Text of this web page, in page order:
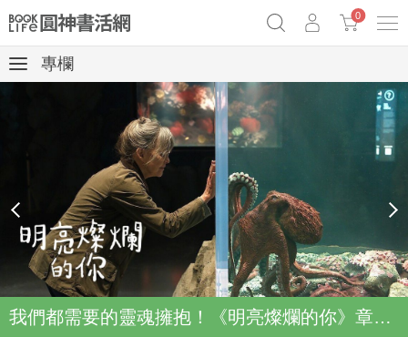
《祕密》作者最新《致富》公開 原子習慣實踐本
Netflix話題章魚小說！
0
專欄
我們都需要的靈魂擁抱！《明亮燦爛的你》章魚故事登上Netflix登上Top2
prev next